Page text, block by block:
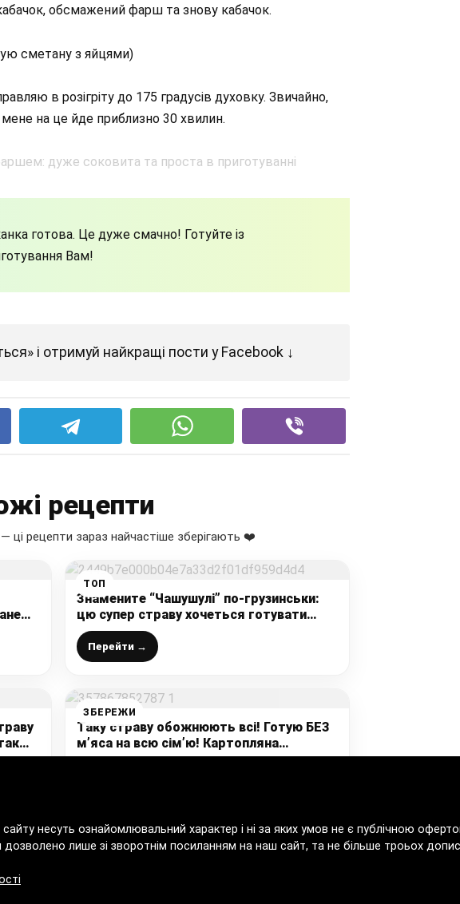
обсмажений фарш та знову кабачок.
сметану з яйцями)
в розігріту до 175 градусів духовку. Звичайно,
на це йде приблизно 30 хвилин.
готова. Це дуже смачно! Готуйте із
Вам!
і отримуй найкращі пости у Facebook ↓
рецепти
ці рецепти зараз найчастіше зберігають ❤️
ТОП
Знамените “Чашушулі” по-грузинськи:
цю супер страву хочеться готувати
постійно (кращий рецепт, на мій
погляд)
Перейти →
ЗБЕРЕЖИ
Таку страву обожнюють всі! Готую БЕЗ
м’яса на всю сім’ю! Картопляна
запіканка з грибами в сиром – це дуже
несуть ознайомлювальний характер і ні за яких умов не є публічною
дозволено лише зі зворотнім посиланням на наш сайт, та не більше троьох